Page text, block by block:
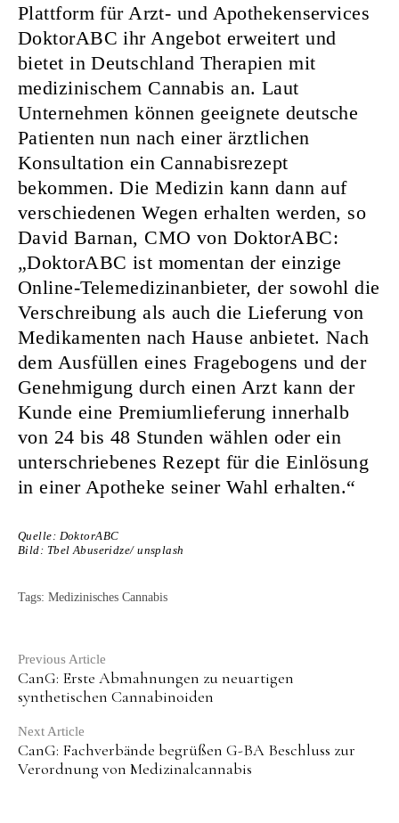
Continue
Reading
Previous Article
CanG: Erste Abmahnungen zu neuartigen
synthetischen Cannabinoiden
Next Article
CanG: Fachverbände begrüßen G-BA Beschluss zur
Verordnung von Medizinalcannabis
Plattform für Arzt- und Apothekenservices
DoktorABC ihr Angebot erweitert und
bietet in Deutschland Therapien mit
medizinischem Cannabis an. Laut
Unternehmen können geeignete deutsche
Patienten nun nach einer ärztlichen
Konsultation ein Cannabisrezept
bekommen. Die Medizin kann dann auf
verschiedenen Wegen erhalten werden, so
David Barnan, CMO von DoktorABC:
„DoktorABC ist momentan der einzige
Online-Telemedizinanbieter, der sowohl die
Verschreibung als auch die Lieferung von
Medikamenten nach Hause anbietet. Nach
dem Ausfüllen eines Fragebogens und der
Genehmigung durch einen Arzt kann der
Kunde eine Premiumlieferung innerhalb
von 24 bis 48 Stunden wählen oder ein
unterschriebenes Rezept für die Einlösung
in einer Apotheke seiner Wahl erhalten.“
Quelle: DoktorABC
Bild: Tbel Abuseridze/ unsplash
Tags: Medizinisches Cannabis